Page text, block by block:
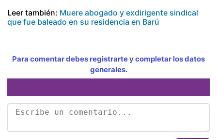
Leer también: Muere abogado y exdirigente sindical
que fue baleado en su residencia en Barú
Para comentar debes registrarte y completar los datos
generales.